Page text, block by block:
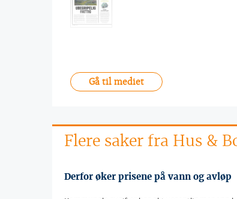
Gå til mediet
Flere saker fra Hus &
Derfor øker prisene på vann og avløp